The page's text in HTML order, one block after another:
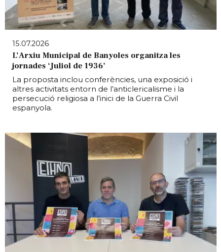
15.07.2026
L’Arxiu Municipal de Banyoles organitza les
jornades ‘Juliol de 1936’
La proposta inclou conferències, una exposició i
altres activitats entorn de l’anticlericalisme i la
persecució religiosa a l’inici de la Guerra Civil
espanyola.